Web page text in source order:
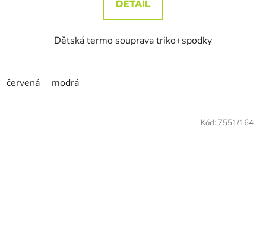
DETAIL
Dětská termo souprava triko+spodky
červená modrá
Kód: 7551/164